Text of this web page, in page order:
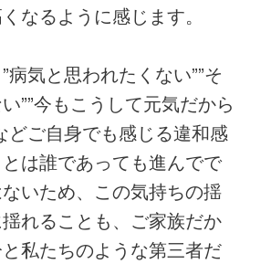
なるように感じます。
病気と思われたくない””そ
””今もこうして元気だから
どご自身でも感じる違和感
は誰であっても進んでで
いため、この気持ちの揺
れることも、ご家族だか
私たちのような第三者だ